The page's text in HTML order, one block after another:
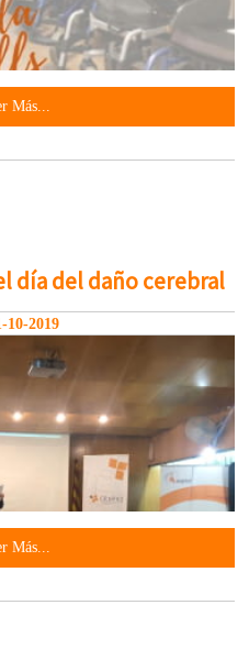
Más...
día del daño cerebral
10-2019
Más...